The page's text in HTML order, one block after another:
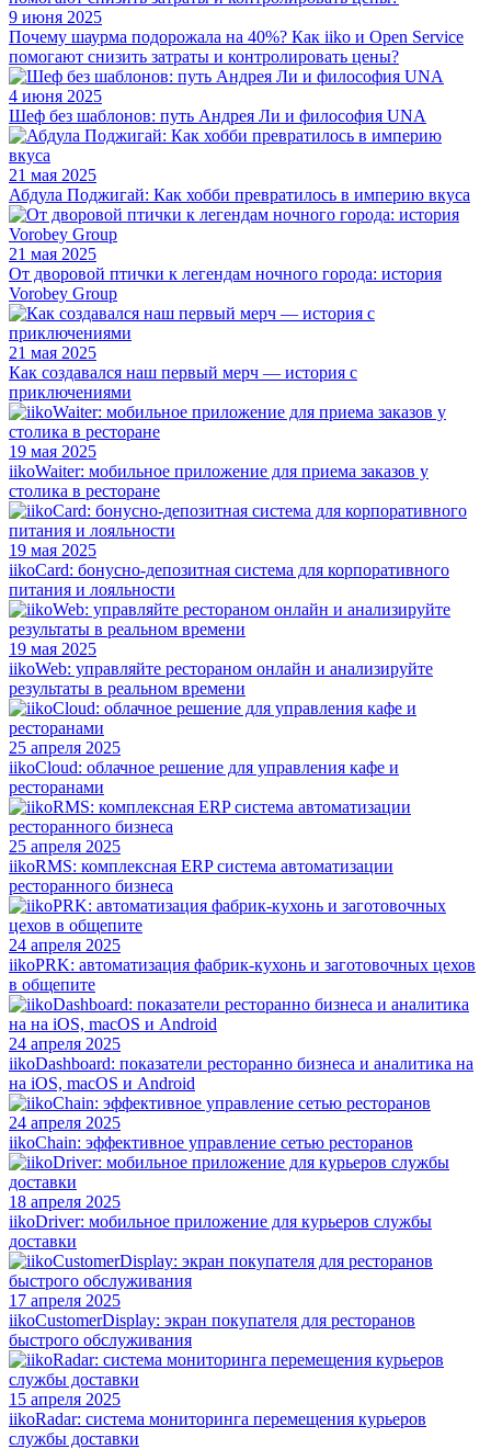
9 июня 2025
Почему шаурма подорожала на 40%? Как iiko и Open Service
помогают снизить затраты и контролировать цены?
4 июня 2025
Шеф без шаблонов: путь Андрея Ли и философия UNA
21 мая 2025
Абдула Поджигай: Как хобби превратилось в империю вкуса
21 мая 2025
От дворовой птички к легендам ночного города: история
Vorobey Group
21 мая 2025
Как создавался наш первый мерч — история с
приключениями
19 мая 2025
iikoWaiter: мобильное приложение для приема заказов у
столика в ресторане
19 мая 2025
iikoCard: бонусно-депозитная система для корпоративного
питания и лояльности
19 мая 2025
iikoWeb: управляйте рестораном онлайн и анализируйте
результаты в реальном времени
25 апреля 2025
iikoCloud: облачное решение для управления кафе и
ресторанами
25 апреля 2025
iikoRMS: комплексная ERP система автоматизации
ресторанного бизнеса
24 апреля 2025
iikoPRK: автоматизация фабрик-кухонь и заготовочных цехов
в общепите
24 апреля 2025
iikoDashboard: показатели ресторанно бизнеса и аналитика на
на iOS, macOS и Android
24 апреля 2025
iikoChain: эффективное управление сетью ресторанов
18 апреля 2025
iikoDriver: мобильное приложение для курьеров службы
доставки
17 апреля 2025
iikoCustomerDisplay: экран покупателя для ресторанов
быстрого обслуживания
15 апреля 2025
iikoRadar: система мониторинга перемещения курьеров
службы доставки